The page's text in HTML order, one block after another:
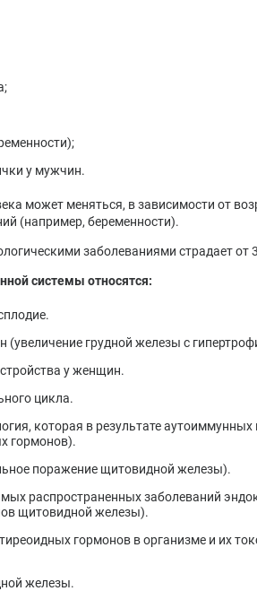
у мужчин.
может меняться, в зависимости от
(например, беременности).
заболеваниями страдает от
системы относятся:
(увеличение грудной железы с
у женщин.
цикла.
которая в результате
гормонов).
поражение щитовидной железы).
распространенных заболеваний
щитовидной железы).
гормонов в организме и их
железы.